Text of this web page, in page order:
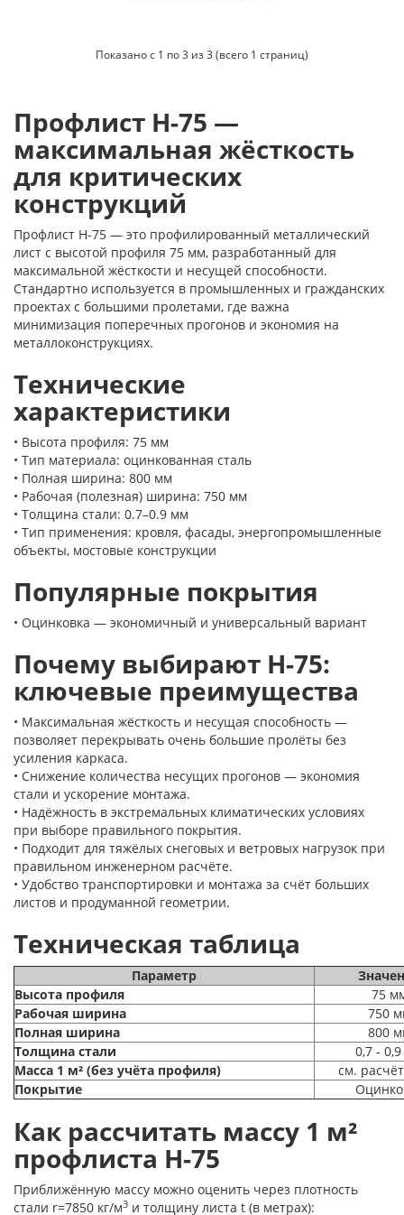
Показано с 1 по 3 из 3 (всего 1 страниц)
Профлист Н-75 —
максимальная жёсткость
для критических
конструкций
Профлист Н-75 — это профилированный металлический
лист с высотой профиля 75 мм, разработанный для
максимальной жёсткости и несущей способности.
Стандартно используется в промышленных и гражданских
проектах с большими пролетами, где важна
минимизация поперечных прогонов и экономия на
металлоконструкциях.
Технические
характеристики
• Высота профиля: 75 мм
• Тип материала: оцинкованная сталь
• Полная ширина: 800 мм
• Рабочая (полезная) ширина: 750 мм
• Толщина стали: 0.7–0.9 мм
• Тип применения: кровля, фасады, энергопромышленные
объекты, мостовые конструкции
Популярные покрытия
• Оцинковка — экономичный и универсальный вариант
Почему выбирают Н-75:
ключевые преимущества
• Максимальная жёсткость и несущая способность —
позволяет перекрывать очень большие пролёты без
усиления каркаса.
• Снижение количества несущих прогонов — экономия
стали и ускорение монтажа.
• Надёжность в экстремальных климатических условиях
при выборе правильного покрытия.
• Подходит для тяжёлых снеговых и ветровых нагрузок при
правильном инженерном расчёте.
• Удобство транспортировки и монтажа за счёт больших
листов и продуманной геометрии.
Техническая таблица
Параметр
Высота профиля
75
Рабочая ширина
750
Полная ширина
800
Толщина стали
0,7 -
Масса 1 м² (без учёта профиля)
см.
Покрытие
Как рассчитать массу 1 м²
профлиста Н-75
Приближённую массу можно оценить через плотность
стали r=7850 кг/м3 и толщину листа t (в метрах):